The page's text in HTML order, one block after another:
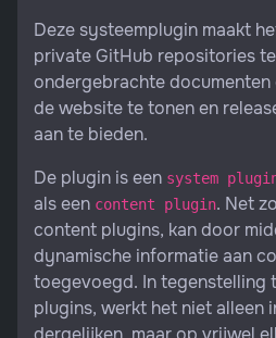
Deze systeemplugin maakt
private GitHub repositories
ondergebrachte
de website te tonen en
aan te bieden.
De plugin is een system
als een content plugin. Net
content plugins, kan door
dynamische informatie aan
toegevoegd. In tegenstelling
plugins, werkt het niet alleen